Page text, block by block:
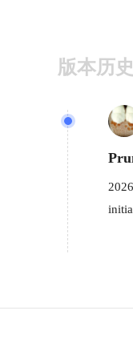
版本历